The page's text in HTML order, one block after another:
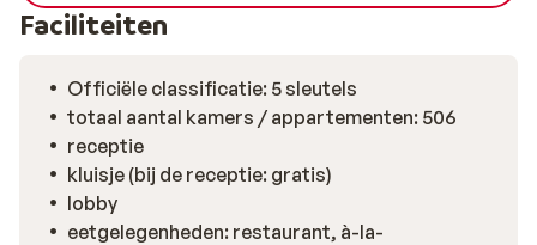
Faciliteiten
Officiële classificatie: 5 sleutels
totaal aantal kamers / appartementen: 506
receptie
kluisje (bij de receptie: gratis)
lobby
eetgelegenheden: restaurant, à-la-